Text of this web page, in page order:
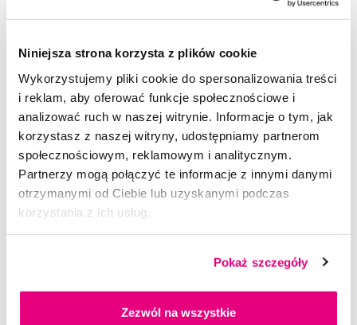
Niniejsza strona korzysta z plików cookie
Wykorzystujemy pliki cookie do spersonalizowania treści
i reklam, aby oferować funkcje społecznościowe i
analizować ruch w naszej witrynie. Informacje o tym, jak
korzystasz z naszej witryny, udostępniamy partnerom
społecznościowym, reklamowym i analitycznym.
Partnerzy mogą połączyć te informacje z innymi danymi
otrzymanymi od Ciebie lub uzyskanymi podczas
korzystania z ich usług.
Pokaż szczegóły
Zezwól na wszystkie
przemyć oczy dużą ilością wody. Przed pierwszym użyciem
instrukcjami! Podczas stosowania może wystąpić sporadyczne
podrażnienie dziąseł lub zwiększona wrażliwość zębów. Nie
stosować produktu w przypadku zapalenia dziąseł lub
nieleczonej próchnicy. Nie stosować produktu w przypadku
uczulenia na jeden lub więcej składników żelu wybielającego.
Produkt nie jest przeznaczony dla osób poniżej 18 roku życia.
Przechowywać w chłodnym, suchym miejscu niedostępnym dla
dzieci.
Skład